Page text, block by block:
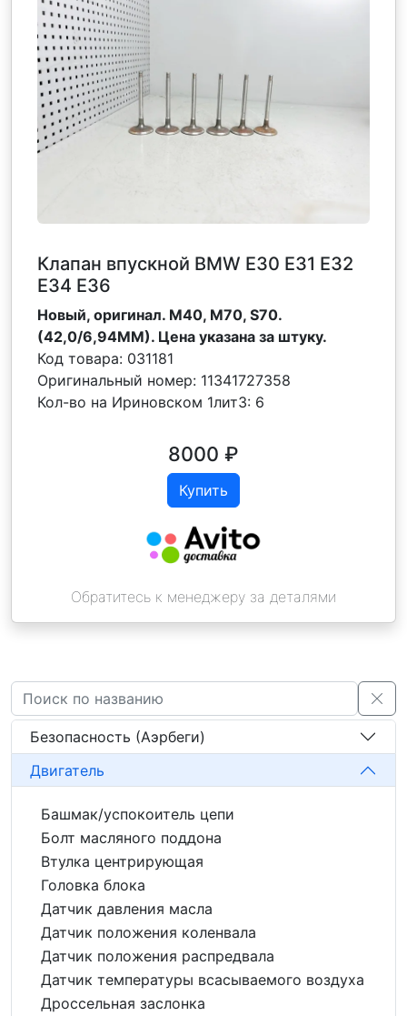
Клапан впускной BMW E30 E31 E32
E34 E36
Новый, оригинал. M40, M70, S70.
(42,0/6,94MM). Цена указана за штуку.
Код товара: 031181
Оригинальный номер: 11341727358
Кол-во на Ириновском 1лит3: 6
8000 ₽
Купить
Обратитесь к менеджеру за деталями
Безопасность (Аэрбеги)
Двигатель
Башмак/успокоитель цепи
Болт масляного поддона
Втулка центрирующая
Головка блока
Датчик давления масла
Датчик положения коленвала
Датчик положения распредвала
Датчик температуры всасываемого воздуха
Дроссельная заслонка